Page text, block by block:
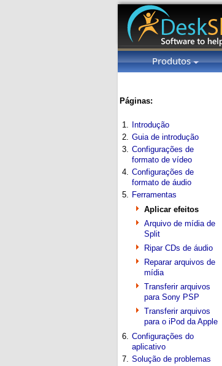
Produtos
Páginas:
1.
Introdução
2. Guia de introdução
3. Configurações de
formato de vídeo
4. Configurações de
formato de áudio
5. Ferramentas
Aplicar efeitos
Arquivo de mídia de
Split
Ripar CDs de áudio
Reparar arquivos de
mídia
Transferir arquivos
para Sony PSP
Transferir arquivos
para o iPod da Apple
6. Configurações do
aplicativo
7. Solução de problemas